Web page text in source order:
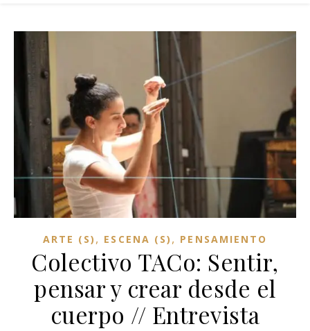
ARTE (S) , ESCENA (S) , PENSAMIENTO
Colectivo TACo: Sentir,
pensar y crear desde el
cuerpo // Entrevista